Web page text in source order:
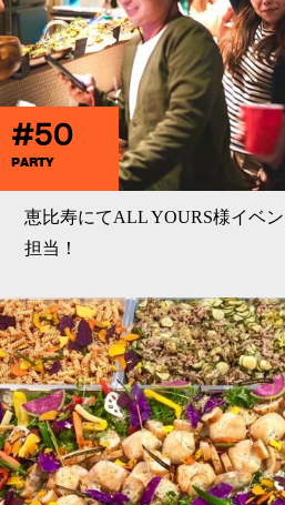
#50
PARTY
恵比寿にてALL YOURS様イベ
担当！